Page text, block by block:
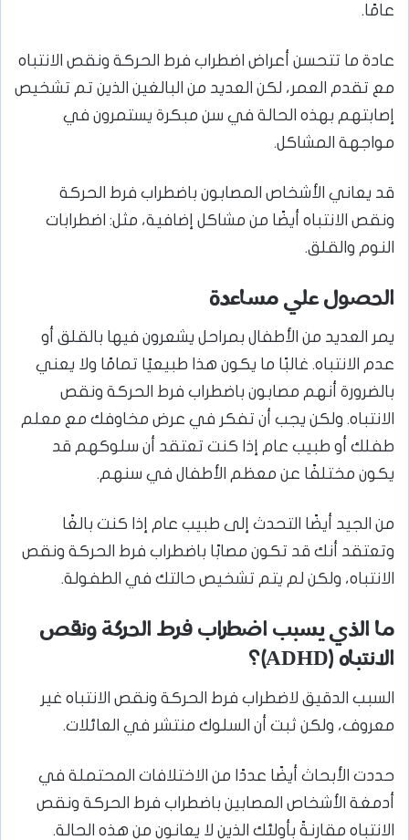
عامًا.
عادة ما تتحسن أعراض اضطراب فرط الحركة ونقص الانتباه
مع تقدم العمر، لكن العديد من البالغين الذين تم تشخيص
إصابتهم بهذه الحالة في سن مبكرة يستمرون في
مواجهة المشاكل.
قد يعاني الأشخاص المصابون باضطراب فرط الحركة
ونقص الانتباه أيضًا من مشاكل إضافية، مثل: اضطرابات
النوم والقلق.
الحصول علي مساعدة
يمر العديد من الأطفال بمراحل يشعرون فيها بالقلق أو
عدم الانتباه. غالبًا ما يكون هذا طبيعيًا تمامًا ولا يعني
بالضرورة أنهم مصابون باضطراب فرط الحركة ونقص
الانتباه. ولكن يجب أن تفكر في عرض مخاوفك مع معلم
طفلك أو طبيب عام إذا كنت تعتقد أن سلوكهم قد
يكون مختلفًا عن معظم الأطفال في سنهم.
من الجيد أيضًا التحدث إلى طبيب عام إذا كنت بالغًا
وتعتقد أنك قد تكون مصابًا باضطراب فرط الحركة ونقص
الانتباه، ولكن لم يتم تشخيص حالتك في الطفولة.
ما الذي يسبب اضطراب فرط الحركة ونقص
الانتباه (ADHD)؟
السبب الدقيق لاضطراب فرط الحركة ونقص الانتباه غير
معروف، ولكن ثبت أن السلوك منتشر في العائلات.
حددت الأبحاث أيضًا عددًا من الاختلافات المحتملة في
أدمغة الأشخاص المصابين باضطراب فرط الحركة ونقص
الانتباه مقارنةً بأولئك الذين لا يعانون من هذه الحالة.